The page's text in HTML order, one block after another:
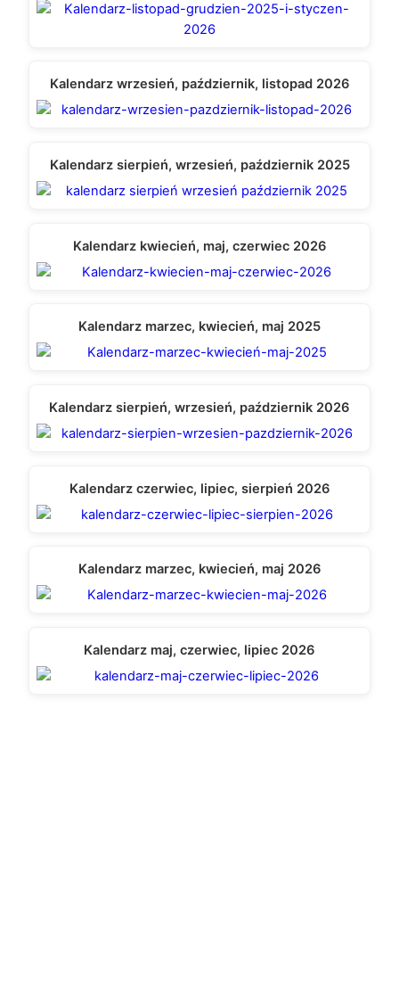
Kalendarz wrzesień, październik, listopad 2026
Kalendarz sierpień, wrzesień, październik 2025
Kalendarz kwiecień, maj, czerwiec 2026
Kalendarz marzec, kwiecień, maj 2025
Kalendarz sierpień, wrzesień, październik 2026
Kalendarz czerwiec, lipiec, sierpień 2026
Kalendarz marzec, kwiecień, maj 2026
Kalendarz maj, czerwiec, lipiec 2026